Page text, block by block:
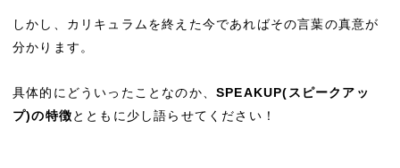
しかし、カリキュラムを終えた今であればその言葉の真意が
分かります。
具体的にどういったことなのか、 SPEAKUP(スピークアッ
プ)の特徴とともに少し語らせてください！